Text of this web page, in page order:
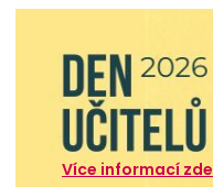
Více informací zde